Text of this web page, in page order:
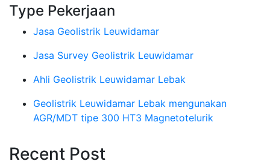
Type Pekerjaan
Jasa Geolistrik Leuwidamar
Jasa Survey Geolistrik Leuwidamar
Ahli Geolistrik Leuwidamar Lebak
Geolistrik Leuwidamar Lebak mengunakan
AGR/MDT tipe 300 HT3 Magnetotelurik
Recent Post